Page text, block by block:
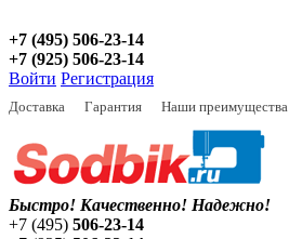
+7 (495) 506-23-14
+7 (925) 506-23-14
Войти Регистрация
Доставка Гарантия Наши преимущества
Быстро! Качественно! Надежно!
+7 (495) 506-23-14